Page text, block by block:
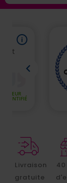
Livraison
gratuite